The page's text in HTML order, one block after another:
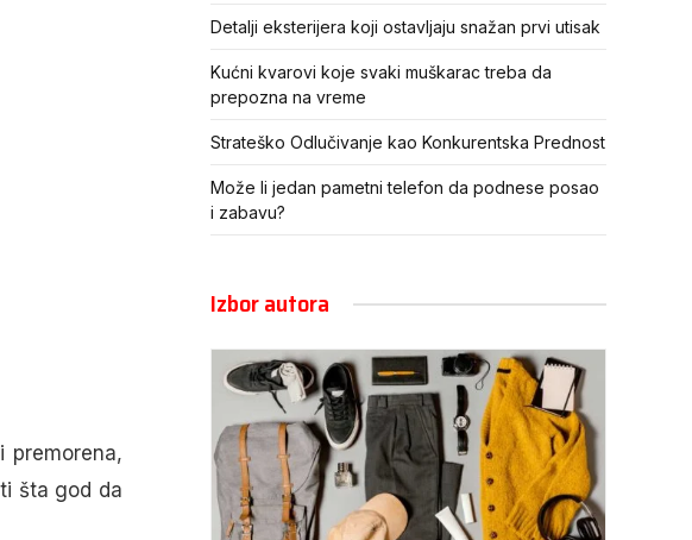
premorena,
šta god da
Detalji eksterijera koji ostavljaju snažan prvi utisak
Kućni kvarovi koje svaki muškarac treba da
prepozna na vreme
Strateško Odlučivanje kao Konkurentska Prednost
Može li jedan pametni telefon da podnese posao
i zabavu?
Izbor autora